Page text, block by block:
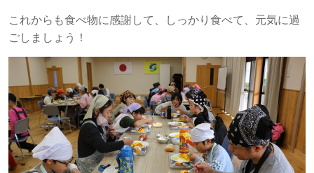
これからも食べ物に感謝して、しっかり食べて、元気に過
ごしましょう！